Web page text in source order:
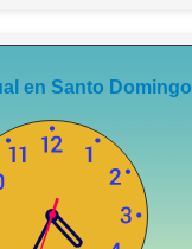
en Santo Domingo